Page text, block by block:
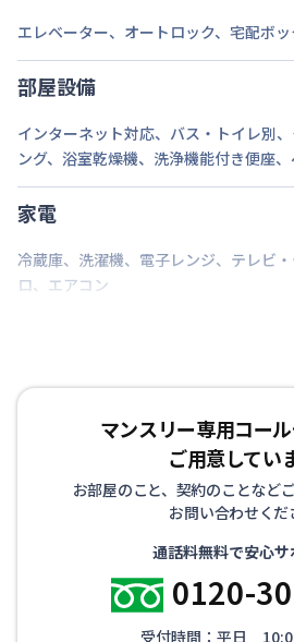
エレベーター、 オートロック、 宅配ボッ
部屋設備
インターネット対応、 バス・トイレ別、
ング、 浴室乾燥機、 洗浄機能付き便座、
家電
冷蔵庫、 洗濯機、 電子レンジ、 テレビ
ロ、 エアコン
マンスリー専用コー
ご用意してい
お部屋のこと、契約のことなど
お問い合わせくだ
通話料無料で安心サ
0120-
受付時間：平日